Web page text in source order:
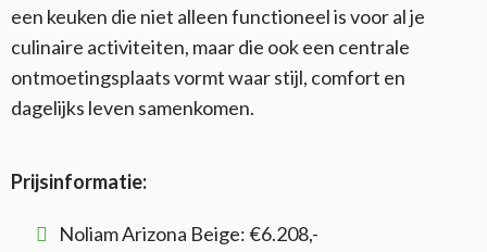
een keuken die niet alleen functioneel is voor al je
culinaire activiteiten, maar die ook een centrale
ontmoetingsplaats vormt waar stijl, comfort en
dagelijks leven samenkomen.
Prijsinformatie:
Noliam Arizona Beige: €6.208,-